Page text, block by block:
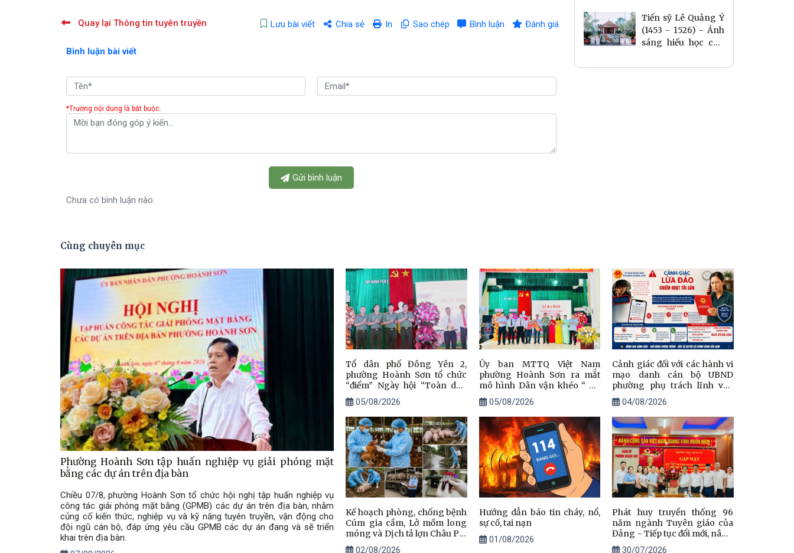
Quay lại Thông tin tuyên truyền Lưu bài viết Chia sẻ In Sao chép Bình luận Đánh giá
Bình luận bài viết
*Trường nội dung là bắt buộc.
Gửi bình luận
Chưa có bình luận nào.
Tiến sỹ Lê Quảng Ý
(1453 - 1526) - Ánh
sáng hiếu học còn
Cùng chuyên mục
Phường Hoành Sơn tập huấn nghiệp vụ giải phóng mặt
bằng các dự án trên địa bàn
Chiều 07/8, phường Hoành Sơn tổ chức hội nghị tập huấn nghiệp vụ
công tác giải phóng mặt bằng (GPMB) các dự án trên địa bàn, nhằm
củng cố kiến thức, nghiệp vụ và kỹ năng tuyên truyền, vận động cho
đội ngũ cán bộ, đáp ứng yêu cầu GPMB các dự án đang và sẽ triển
khai trên địa bàn.
Tổ dân phố Đông Yên 2,
phường Hoành Sơn tổ chức
“điểm” Ngày hội “Toàn dân
bảo vệ an ninh Tổ quốc” năm
202605/08/2026
Ủy ban MTTQ Việt Nam
phường Hoành Sơn ra mắt
mô hình Dân vận khéo “ Xứ
đạo văn minh” tại tổ dân phố
Đông Yên 2.
05/08/2026
Cảnh giác đối với các hành vi
mạo danh cán bộ UBND
phường phụ trách lĩnh vực
đất đai để lừa đảo
04/08/2026
Kế hoạch phòng, chống bệnh
Cúm gia cầm, Lở mồm long
móng và Dịch tả lợn Châu Phi
trên địa bàn, giai đoạn 2026 -
02/08/2026
Hướng dẫn báo tin cháy, nổ,
sự cố, tai nạn
01/08/2026
Phát huy truyền thống 96
năm ngành Tuyên giáo của
Đảng - Tiếp tục đổi mới, nâng
cao chất lượng công tác tư
30/07/2026